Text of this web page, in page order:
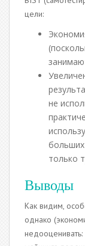
цели:
не
только
Выводы
Как видим,
однако